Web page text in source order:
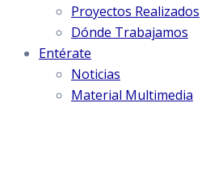
Proyectos Realizados
Dónde Trabajamos
Entérate
Noticias
Material Multimedia